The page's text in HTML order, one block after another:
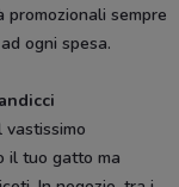
sempre
ogni spesa.
il tuo gatto ma